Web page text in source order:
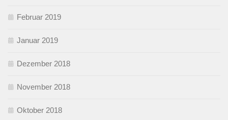
Februar 2019
Januar 2019
Dezember 2018
November 2018
Oktober 2018